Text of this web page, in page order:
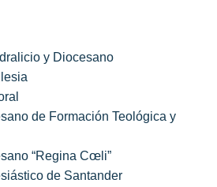
y Diocesano
de Formación Teológica y
“Regina Cœli”
de Santander